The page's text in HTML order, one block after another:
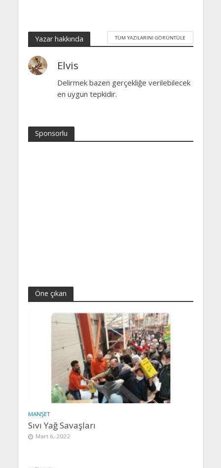
Yazar hakkında TÜM YAZILARINI GÖRÜNTÜLE
Elvis
Delirmek bazen gerçekliğe verilebilecek
en uygun tepkidir.
Sponsorlu
Öne çıkan
MANŞET
Sıvı Yağ Savaşları
Mart 6, 2022